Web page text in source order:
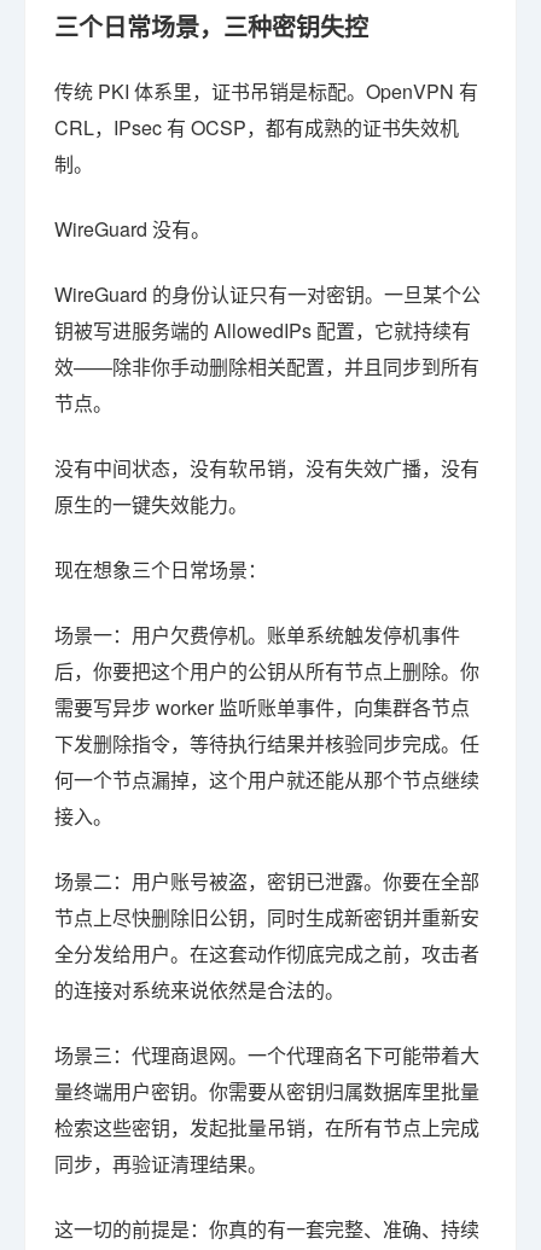
三个日常场景，三种密钥失控
传统 PKI 体系里，证书吊销是标配。OpenVPN 有
CRL，IPsec 有 OCSP，都有成熟的证书失效机
制。
WireGuard 没有。
WireGuard 的身份认证只有一对密钥。一旦某个公
钥被写进服务端的 AllowedIPs 配置，它就持续有
效——除非你手动删除相关配置，并且同步到所有
节点。
没有中间状态，没有软吊销，没有失效广播，没有
原生的一键失效能力。
现在想象三个日常场景：
场景一：用户欠费停机。账单系统触发停机事件
后，你要把这个用户的公钥从所有节点上删除。你
需要写异步 worker 监听账单事件，向集群各节点
下发删除指令，等待执行结果并核验同步完成。任
何一个节点漏掉，这个用户就还能从那个节点继续
接入。
场景二：用户账号被盗，密钥已泄露。你要在全部
节点上尽快删除旧公钥，同时生成新密钥并重新安
全分发给用户。在这套动作彻底完成之前，攻击者
的连接对系统来说依然是合法的。
场景三：代理商退网。一个代理商名下可能带着大
量终端用户密钥。你需要从密钥归属数据库里批量
检索这些密钥，发起批量吊销，在所有节点上完成
同步，再验证清理结果。
这一切的前提是：你真的有一套完整、准确、持续